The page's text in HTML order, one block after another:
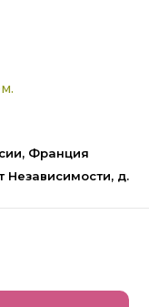
Франция
д.